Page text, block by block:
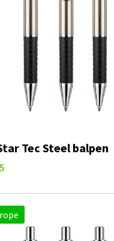
Tec Steel balpen